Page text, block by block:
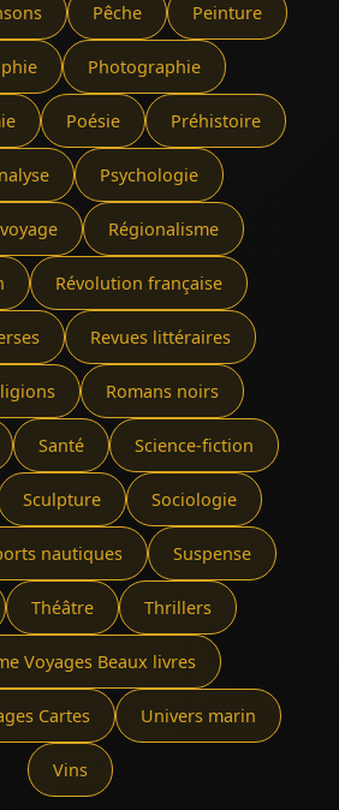
Pêche Peinture
Photographie
Poésie Préhistoire
Psychologie
Régionalisme
Révolution française
Revues littéraires
Romans noirs
Santé Science-fiction
Sculpture Sociologie
nautiques Suspense
Théâtre Thrillers
Voyages Beaux livres
Cartes Univers marin
Vins